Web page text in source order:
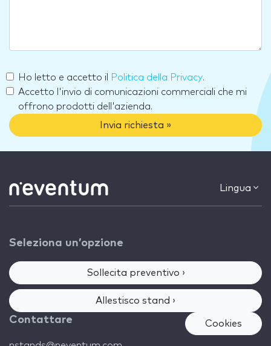
Ho letto e accetto il Politica della Privacy.
Accetto l'invio di comunicazioni commerciali che mi
offrono prodotti dell'azienda.
Invia richiesta »
Lingua
Seleziona un’opzione
Sollecita preventivo ›
Allestisco stand ›
Contattare Cookies